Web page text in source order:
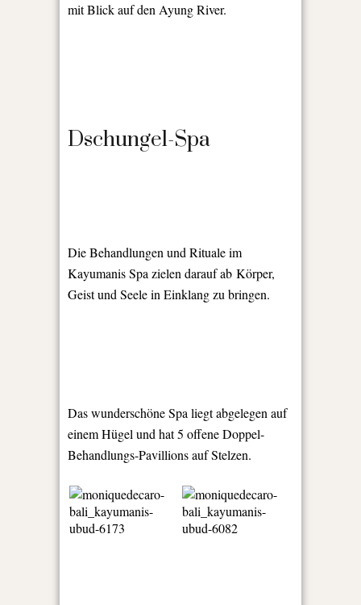
mit Blick auf den Ayung River.
Dschungel-Spa
Die Behandlungen und Rituale im
Kayumanis Spa zielen darauf ab Körper,
Geist und Seele in Einklang zu bringen.
Das wunderschöne Spa liegt abgelegen auf
einem Hügel und hat 5 offene Doppel-
Behandlungs-Pavillions auf Stelzen.